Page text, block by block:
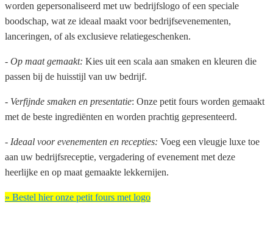
worden gepersonaliseerd met uw bedrijfslogo of een speciale
boodschap, wat ze ideaal maakt voor bedrijfsevenementen,
lanceringen, of als exclusieve relatiegeschenken.
- Op maat gemaakt: Kies uit een scala aan smaken en kleuren die
passen bij de huisstijl van uw bedrijf.
- Verfijnde smaken en presentatie: Onze petit fours worden gemaakt
met de beste ingrediënten en worden prachtig gepresenteerd.
- Ideaal voor evenementen en recepties: Voeg een vleugje luxe toe
aan uw bedrijfsreceptie, vergadering of evenement met deze
heerlijke en op maat gemaakte lekkernijen.
» Bestel hier onze petit fours met logo